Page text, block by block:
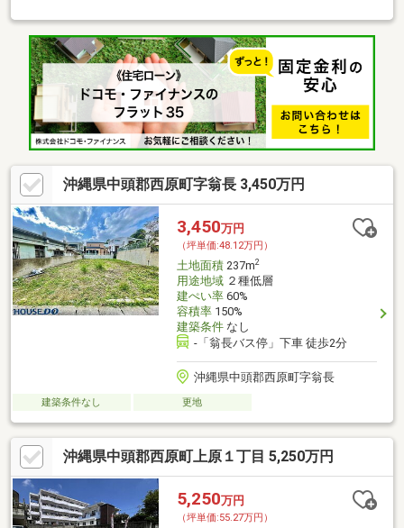
沖縄県中頭郡西原町字翁長 3,450万円
3,450万円
（坪単価:48.12万円）
土地面積237m2
用途地域２種低層
建ぺい率60%
容積率150%
建築条件なし
-「翁長バス停」下車 徒歩2分
沖縄県中頭郡西原町字翁長
建築条件なし 更地
沖縄県中頭郡西原町上原１丁目 5,250万円
5,250万円
（坪単価:55.27万円）